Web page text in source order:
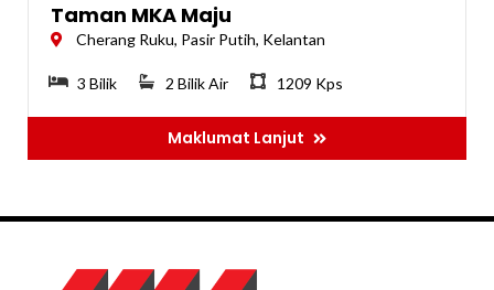
Taman MKA Maju
Cherang Ruku, Pasir Putih, Kelantan
3 Bilik 2 Bilik Air 1209 Kps
Maklumat Lanjut